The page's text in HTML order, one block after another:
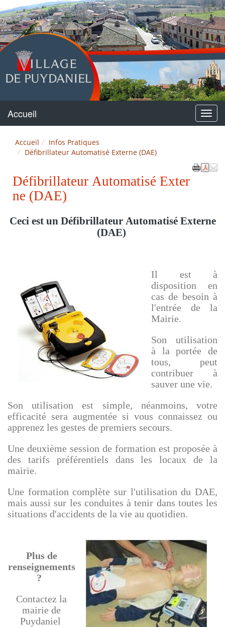
Puydaniel
Menu
Accueil
Accueil
Infos Pratiques
Défibrillateur Automatisé Externe (DAE)
Défibrillateur Automatisé Exter
ne (DAE)
Ceciest un Défibrillateur Automatisé Externe
(DAE)
Il est à
disposition en
cas de besoin à
l'entrée de la
Mairie.
Son utilisation
à la portée de
tous, peut
contribuer à
sauver une vie.
Son utilisation est simple, néanmoins, votre
efficacité sera augmentée si vous connaissez ou
apprenez les gestes de premiers secours.
Une deuxième session de formation est proposée à
des tarifs préférentiels dans les locaux de la
mairie.
Une formation complète sur l'utilisation du DAE,
mais aussi sur les conduites à tenir dans toutes les
situations d'accidents de la vie au quotidien.
Plus de
renseignements
?
Contactez la
mairie de
Puydaniel